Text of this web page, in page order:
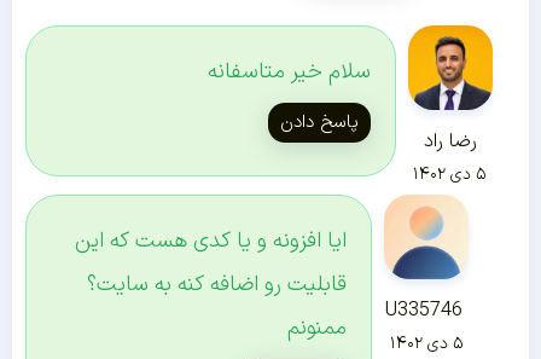
رضا راد
۵ دی ۱۴۰۲
سلام خیر متاسفانه
پاسخ دادن
U335746
۵ دی ۱۴۰۲
ایا افزونه و یا کدی هست که این
قابلیت رو اضافه کنه به سایت؟
ممنونم